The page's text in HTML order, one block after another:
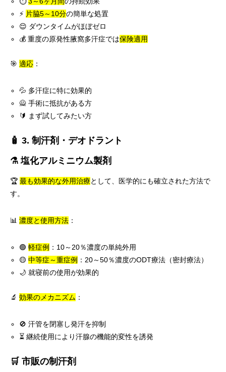
⚡ 片脇5～10分の簡単な処置
😌 ダウンタイムがほぼゼロ
💰 重度の原発性腋窩多汗症では保険適用
🎯 適応 ：
💦 多汗症に特に効果的
🙅 手術に抵抗がある方
🔰 まず試してみたい方
🧴 3. 制汗剤・デオドラント
⚗️ 塩化アルミニウム製剤
🏆 最も効果的な外用治療として、医学的にも確立された方法で
す。
📊 濃度と使用方法 ：
🟢軽症例 ：10～20％濃度の単純外用
🟡中等症～重症例 ：20～50％濃度のODT療法（密封療法）
🌙 就寝前の使用が効果的
🔬 効果のメカニズム ：
🚫 汗管を閉塞し発汗を抑制
⏳ 継続使用により汗腺の機能的変性を誘発
🛒 市販の制汗剤